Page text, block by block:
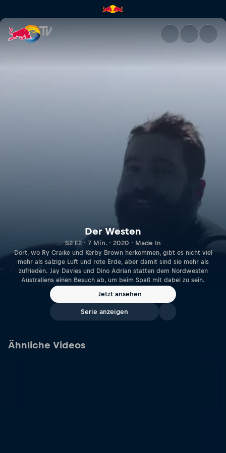
Der Westen | Red Bull TV
Der Westen
S2 E2 · 7 Min. · 2020 · Made In
Dort, wo Ry Craike und Kerby Brown herkommen, gibt es nicht viel
mehr als salzige Luft und rote Erde, aber damit sind sie mehr als
zufrieden. Jay Davies und Dino Adrian statten dem Nordwesten
Australiens einen Besuch ab, um beim Spaß mit dabei zu sein.
Jetzt ansehen
Serie anzeigen
Ähnliche Videos